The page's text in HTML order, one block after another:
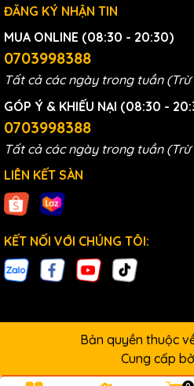
ĐĂNG KÝ NHẬN TIN
MUA ONLINE (08:30 - 20:30)
0703998388
Tất cả các ngày trong tuần
GÓP Ý & KHIẾU NẠI (08:30 -
0703998388
Tất cả các ngày trong tuần
LIÊN KẾT SÀN
KẾT NỐI VỚI CHÚNG TÔI:
Bản quyền thuộc
Cung cấp